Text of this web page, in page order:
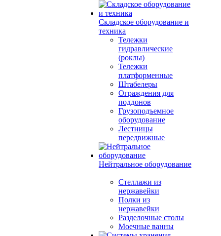
Складское оборудование и
техника
Тележки
гидравлические
(роклы)
Тележки
платформенные
Штабелеры
Ограждения для
поддонов
Грузоподъемное
оборудование
Лестницы
передвижные
Нейтральное оборудование
Стеллажи из
нержавейки
Полки из
нержавейки
Разделочные столы
Моечные ванны